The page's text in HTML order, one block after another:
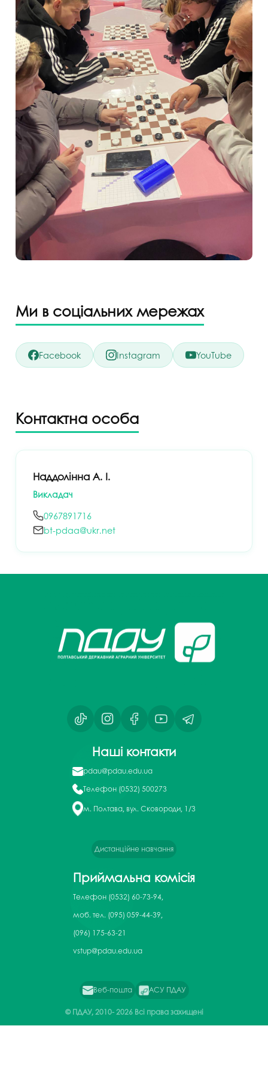
Ми в соціальних мережах
Facebook Instagram YouTube
Контактна особа
Наддолінна А. І.
Викладач
0967891716
bt-pdaa@ukr.net
Наші контакти
pdau@pdau.edu.ua
Телефон (0532) 500273
м. Полтава, вул. Сковороди, 1/3
Дистанційне навчання
Приймальна комісія
Телефон (0532) 60-73-94,
моб. тел. (095) 059-44-39,
(096) 175-63-21
vstup@pdau.edu.ua
Веб-пошта АСУ ПДАУ
© ПДАУ, 2010-2026 Всі права захищені